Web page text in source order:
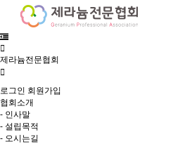
제라늄전문협회
로그인 회원가입
협회소개
- 인사말
- 설립목적
- 오시는길